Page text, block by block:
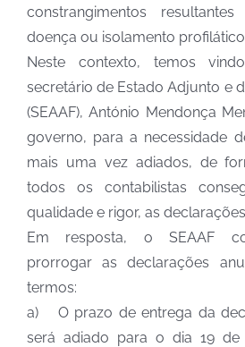
constrangimentos
doença ou isolamento
Neste contexto, temos
secretário de Estado Adjunto e
(SEAAF), António Mendonça
governo, para a necessidade
mais uma vez adiados, de
todos os contabilistas
qualidade e rigor, as
Em resposta, o SEAAF
prorrogar as declarações
termos:
a)
O prazo de entrega da
será adiado para o dia 19